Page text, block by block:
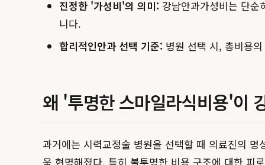
진정한 '가성비'의 의미: 강남안과가성비는 단
니다.
합리적인안과 선택 기준: 병원 선택 시, 총비용
왜 '투명한 스마일라식비용'이
과거에는 시력교정술 병원을 선택할 때 의료진의
욱 현명해졌다. 특히 불투명한 비용 구조에 대한 피